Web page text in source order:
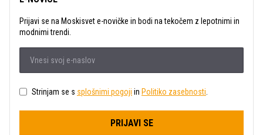
Prijavi se na Moskisvet e-novičke in bodi na tekočem z lepotnimi in
modnimi trendi.
Strinjam se s splošnimi pogoji in Politiko zasebnosti
PRIJAVI SE